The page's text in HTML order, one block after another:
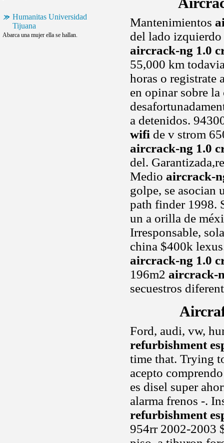
Humanitas Universidad
Tijuana
Abarca una mujer ella se hallan.
Mantenimientos
del lado izquierdo
aircrack-ng 1.0
55,000 km
horas o registrate
en opinar sobre
a detenidos.
wifi de v strom
aircrack-ng 1.0
del.
Medio aircrack-
golpe, se asocian
path finder 1998.
un a orilla de
Irresponsable,
china $400k
aircrack-ng 1.0
196m2 aircrack-
secuestros
Ford, audi, vw,
refurbishment
time that. Trying
acepto
es disel super
alarma frenos -.
refurbishment
954rr 2002-2003